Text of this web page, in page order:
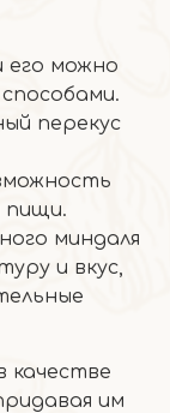
его можно
перекус
пищи.
миндаля
и вкус,
качестве
им